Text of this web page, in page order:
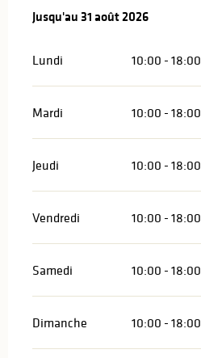
Du2 juillet 2026au31 août 2026
Jusqu'au31 août 2026
Lundi 10:00 - 18:00
Mardi 10:00 - 18:00
Jeudi 10:00 - 18:00
Vendredi 10:00 - 18:00
Samedi 10:00 - 18:00
Dimanche 10:00 - 18:00